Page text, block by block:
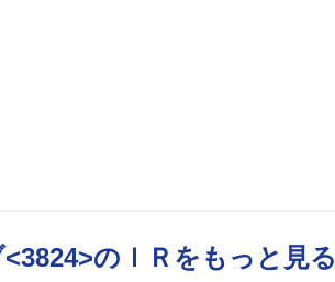
のＩＲをもっと見る